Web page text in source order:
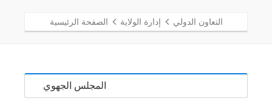
التعاون الدولي إدارة الولاية الصفحة الرئيسية
المجلس الجهوي